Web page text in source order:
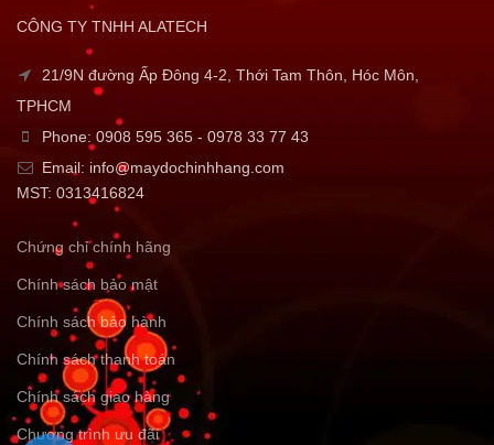
CÔNG TY TNHH ALATECH
21/9N đường Ấp Đông 4-2, Thới Tam Thôn, Hóc Môn,
TPHCM
Phone: 0908 595 365 - 0978 33 77 43
Email: info@maydochinhhang.com
MST: 0313416824
Chứng chỉ chính hãng
Chính sách bảo mật
Chính sách bảo hành
Chính sách thanh toán
Chính sách giao hàng
Chương trình ưu đãi